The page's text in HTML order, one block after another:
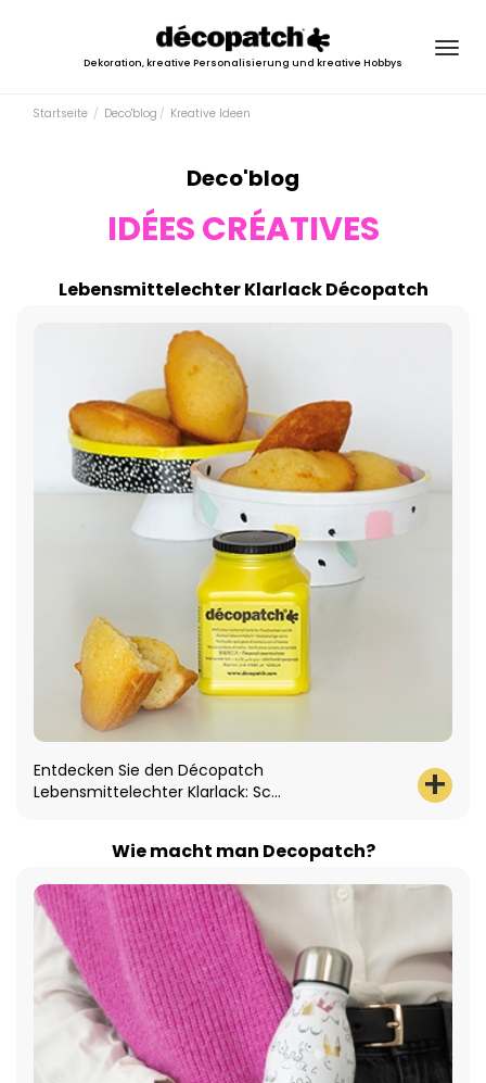
Dekoration, kreative Personalisierung und kreative Hobbys
Startseite Deco'blog Kreative Ideen
Deco'blog
IDÉES CRÉATIVES
Lebensmittelechter Klarlack Décopatch
Entdecken Sie den Décopatch
Lebensmittelechter Klarlack: Sc...
Wie macht man Decopatch?